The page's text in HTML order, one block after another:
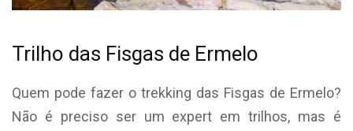
Trilho das Fisgas de Ermelo
Quem pode fazer o trekking das Fisgas de Ermelo?
Não é preciso ser um expert em trilhos, mas é